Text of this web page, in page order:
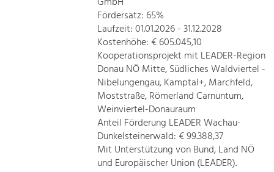
Fördersatz: 65%
Laufzeit: 01.01.2026 - 31.12.2028
Kostenhöhe: € 605.045,10
Kooperationsprojekt mit LEADER-Region
Donau NÖ Mitte, Südliches Waldviertel -
Nibelungengau, Kamptal+, Marchfeld,
Moststraße, Römerland Carnuntum,
Weinviertel-Donauraum
Anteil Förderung LEADER Wachau-
Dunkelsteinerwald: € 99.388,37
Mit Unterstützung von Bund, Land NÖ
und Europäischer Union (LEADER).